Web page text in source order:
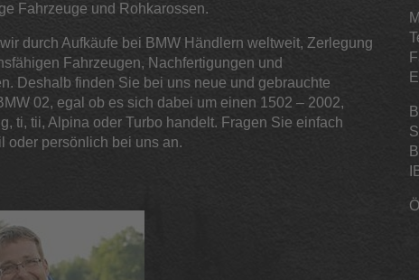
Fahrzeuge und Rohkarossen.
durch Aufkäufe bei BMW Händlern weltweit, Zerlegung
Fahrzeugen, Nachfertigungen und
Deshalb finden Sie bei uns neue und gebrauchte
02, egal ob es sich dabei um einen 1502 – 2002,
ti, tii, Alpina oder Turbo handelt. Fragen Sie einfach
oder persönlich bei uns an.